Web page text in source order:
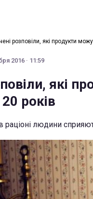
розповіли, які продукти
2016 · 11:59
які
років
раціоні людини